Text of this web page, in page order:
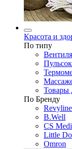
Красота и
По типу
Товары
По Бренду
Revyline
B.Well
CS
Little
Omron